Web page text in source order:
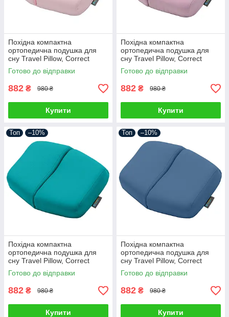
Похідна компактна
ортопедична подушка для
сну Travel Pillow, Correct
Shape® (розмір ХL) пудра
Готово до відправки
882 ₴ 980 ₴
Купити
Похідна компактна
ортопедична подушка для
сну Travel Pillow, Correct
Shape® (розмір ХL) бузковий
Готово до відправки
882 ₴ 980 ₴
Купити
Топ –10%
Похідна компактна
ортопедична подушка для
сну Travel Pillow, Correct
Shape® (розмір ХL)
смарагдовий
Готово до відправки
882 ₴ 980 ₴
Купити
Топ –10%
Похідна компактна
ортопедична подушка для
сну Travel Pillow, Correct
Shape® (розмір ХL) смальта
Готово до відправки
882 ₴ 980 ₴
Купити